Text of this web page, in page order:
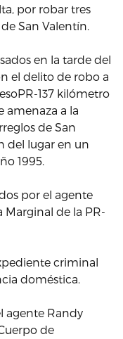
por robar tres
San Valentín.
en la tarde del
el delito de robo a
137 kilómetro
amenaza a la
de San
del lugar en un
1995.
por el agente
de la PR-
criminal
doméstica.
agente Randy
de